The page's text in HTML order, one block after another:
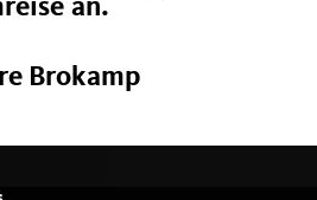
an.
Brokamp